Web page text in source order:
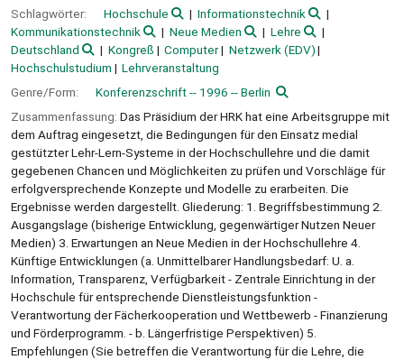
Schlagwörter:
Hochschule
Informationstechnik
Kommunikationstechnik
Neue Medien
Lehre
Deutschland
Kongreß Computer
Netzwerk (EDV)
Hochschulstudium
Lehrveranstaltung
Genre/Form:
Konferenzschrift -- 1996 -- Berlin
Zusammenfassung: Das Präsidium der HRK hat eine Arbeitsgruppe mit
dem Auftrag eingesetzt, die Bedingungen für den Einsatz medial
gestützter Lehr-Lern-Systeme in der Hochschullehre und die damit
gegebenen Chancen und Möglichkeiten zu prüfen und Vorschläge für
erfolgversprechende Konzepte und Modelle zu erarbeiten. Die
Ergebnisse werden dargestellt. Gliederung: 1. Begriffsbestimmung 2.
Ausgangslage (bisherige Entwicklung, gegenwärtiger Nutzen Neuer
Medien) 3. Erwartungen an Neue Medien in der Hochschullehre 4.
Künftige Entwicklungen (a. Unmittelbarer Handlungsbedarf: U. a.
Information, Transparenz, Verfügbarkeit - Zentrale Einrichtung in der
Hochschule für entsprechende Dienstleistungsfunktion -
Verantwortung der Fächerkooperation und Wettbewerb - Finanzierung
und Förderprogramm. - b. Längerfristige Perspektiven) 5.
Empfehlungen (Sie betreffen die Verantwortung für die Lehre, die